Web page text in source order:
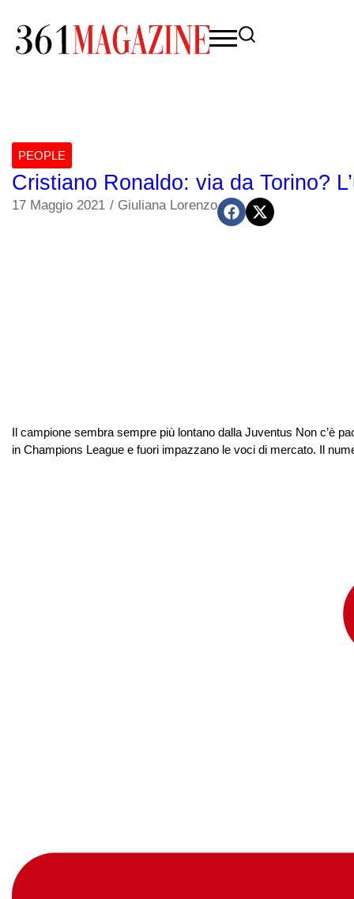
PEOPLE
Cristiano Ronaldo: via da Torino?
17 Maggio 2021 / Giuliana Lorenzo
Il campione sembra sempre più lontano dalla Juventus Non c’è
in Champions League e fuori impazzano le voci di mercato. Il